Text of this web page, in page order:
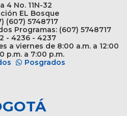
4 No. 11N-32
EL Bosque
(607) 5748717
Programas: (607) 5748717
- 4236 - 4237
a viernes de 8:00 a.m. a 12:00
p.m. a 7:00 p.m.
Posgrados